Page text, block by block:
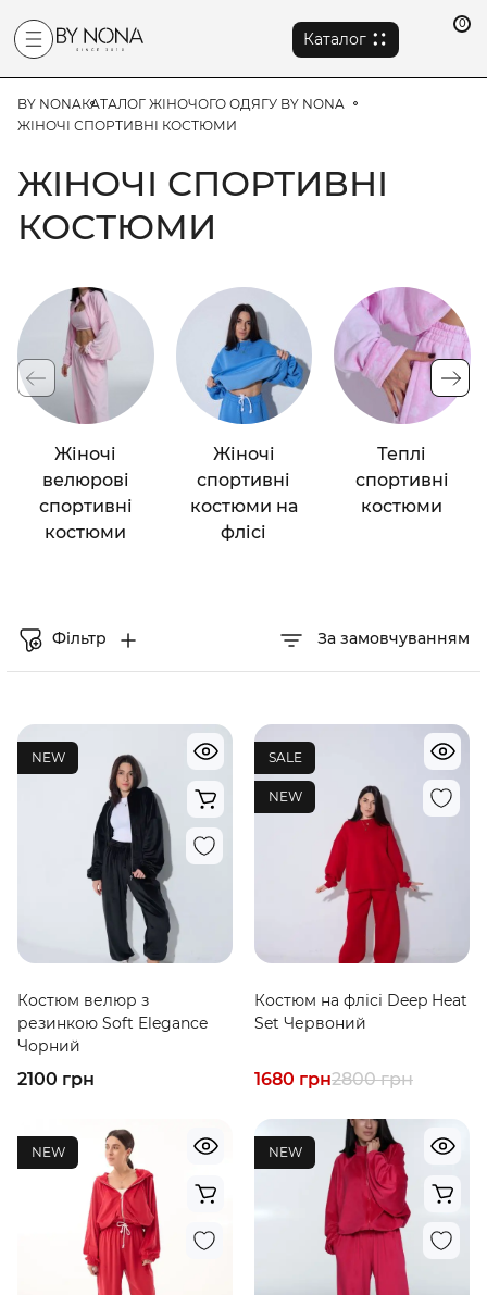
Каталог
0
BY NONAКАТАЛОГ ЖІНОЧОГО ОДЯГУ BY NONA
ЖІНОЧІ СПОРТИВНІ КОСТЮМИ
ЖІНОЧІ СПОРТИВНІ
КОСТЮМИ
Жіночі
велюрові
спортивні
костюми
Жіночі
спортивні
костюми на
флісі
Теплі
спортивні
костюми
Фільтр За замовчуванням
NEW
Костюм велюр з
резинкою Soft Elegance
Чорний
2100 грн
SALE
NEW
Костюм на флісі Deep Heat
Set Червоний
2800 грн
1680 грн
NEW NEW